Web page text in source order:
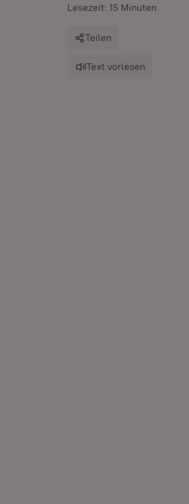
Lesezeit: 15 Minuten
Teilen
Text vorlesen